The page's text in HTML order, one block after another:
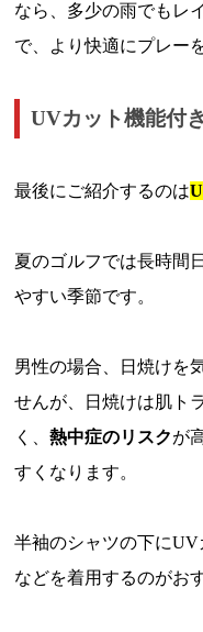
なら、多少の雨でもレ
で、より快適にプレー
UVカット機能付き
最後にご紹介するのは
夏のゴルフでは長時間
やすい季節です。
男性の場合、日焼けを
せんが、日焼けは肌ト
く、熱中症のリスクが
すくなります。
半袖のシャツの下に
などを着用するのがお